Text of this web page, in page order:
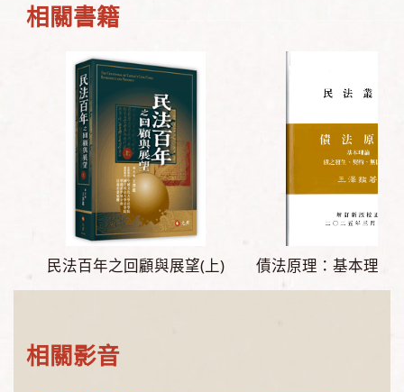
相關書籍
民法百年之回顧與展望(上) 債法原理：基本理論
相關影音